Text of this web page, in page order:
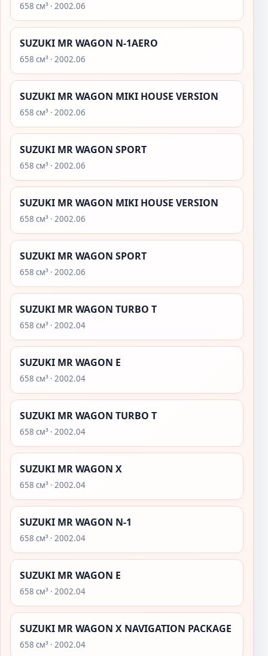
658 см³ · 2002.06
SUZUKI MR WAGON N-1AERO
658 см³ · 2002.06
SUZUKI MR WAGON MIKI HOUSE VERSION
658 см³ · 2002.06
SUZUKI MR WAGON SPORT
658 см³ · 2002.06
SUZUKI MR WAGON MIKI HOUSE VERSION
658 см³ · 2002.06
SUZUKI MR WAGON SPORT
658 см³ · 2002.06
SUZUKI MR WAGON TURBO T
658 см³ · 2002.04
SUZUKI MR WAGON E
658 см³ · 2002.04
SUZUKI MR WAGON TURBO T
658 см³ · 2002.04
SUZUKI MR WAGON X
658 см³ · 2002.04
SUZUKI MR WAGON N-1
658 см³ · 2002.04
SUZUKI MR WAGON E
658 см³ · 2002.04
SUZUKI MR WAGON X NAVIGATION PACKAGE
658 см³ · 2002.04